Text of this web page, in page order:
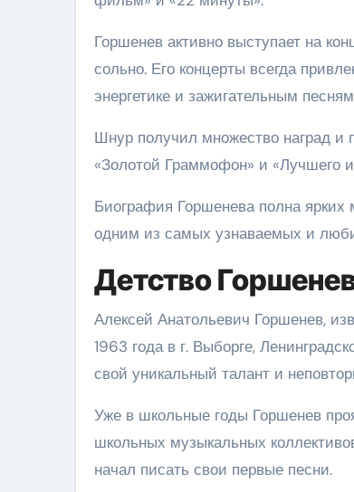
Горшенев активно выступает на
сольно. Его концерты всегда
энергетике и зажигательным
Шнур получил множество наград и
«Золотой Граммофон» и «Лучшего
Биография Горшенева полна ярких
одним из самых узнаваемых и
Детство
Алексей Анатольевич Горшенев,
1963 года в г. Выборге,
свой уникальный талант и
Уже в школьные годы Горшенев
школьных музыкальных
начал писать свои первые песни.